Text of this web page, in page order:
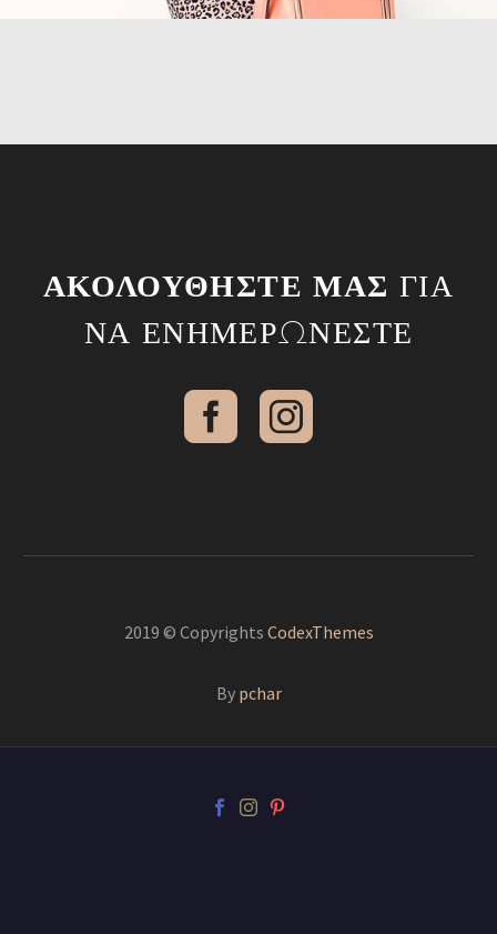
ΑΚΟΛΟΥΘΉΣΤΕ ΜΑΣ ΓΙΑ
ΝΑ ΕΝΗΜΕΡΏΝΕΣΤΕ
2019 © Copyrights CodexThemes
By pchar